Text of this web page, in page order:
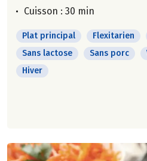
Cuisson : 30 min
Plat principal Flexitarien
Sans lactose
Sans porc
Hiver